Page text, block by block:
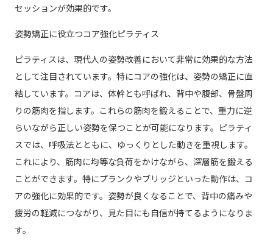
セッションが効果的です。
姿勢矯正に役立つコア強化ピラティス
ピラティスは、現代人の姿勢改善において非常に効果的な方法
として注目されています。特にコアの強化は、姿勢の矯正に直
結しています。コアは、体幹とも呼ばれ、背中や腹部、骨盤周
りの筋肉を指します。これらの筋肉を鍛えることで、重力に逆
らいながら正しい姿勢を保つことが可能になります。ピラティ
スでは、呼吸法とともに、ゆっくりとした動きを重視します。
これにより、筋肉に均等な負荷をかけながら、深層筋を鍛える
ことができます。特にプランクやブリッジといった動作は、コ
アの強化に効果的です。姿勢が良くなることで、背中の痛みや
疲労の軽減につながり、見た目にも自信が持てるようになりま
す。